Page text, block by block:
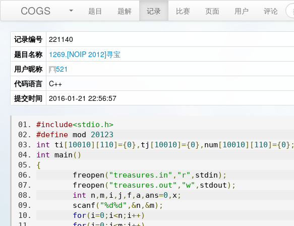
COGS 题目 题解 记录 比赛 页面 用户 评论
记录编号 221140
题目名称 1269.[NOIP 2012]寻宝
用户昵称
521
代码语言
C++
提交时间
2016-01-21 22:56:57
#include<stdio.h>
#define mod 20123
int ti [10010][110]={0}, tj [10010]={0}, num[10010][110]={0};
int main ()
{
	freopen
( "treasures.in" , "r" , stdin);
	freopen
( "treasures.out" , "w" , stdout);
int n ,m, i , j , f , a , ans=0 ,x;
	scanf
( "%d%d" ,&n ,&m);
for(i=0 ; i<n ; i++)